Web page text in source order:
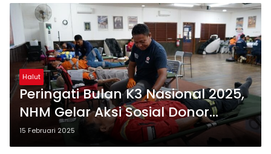
Halut
Peringati Bulan K3 Nasional 2025,
NHM Gelar Aksi Sosial Donor
Darah
15 Februari 2025